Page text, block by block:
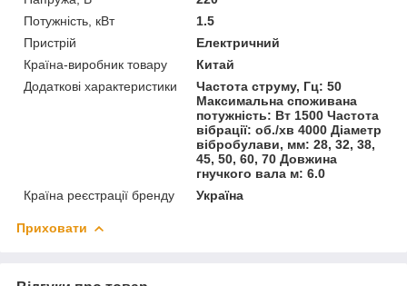
Потужність, кВт
1.5
Пристрій
Електричний
Країна-виробник товару
Китай
Додаткові характеристики
Частота струму, Гц: 50
Максимальна споживана
потужність: Вт 1500 Частота
вібрації: об./хв 4000 Діаметр
вібробулави, мм: 28, 32, 38,
45, 50, 60, 70 Довжина
гнучкого вала м: 6.0
Країна реєстрації бренду
Україна
Приховати